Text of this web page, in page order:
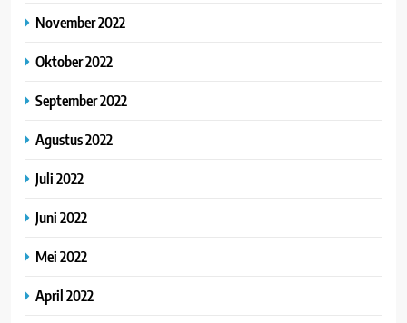
November 2022
Oktober 2022
September 2022
Agustus 2022
Juli 2022
Juni 2022
Mei 2022
April 2022